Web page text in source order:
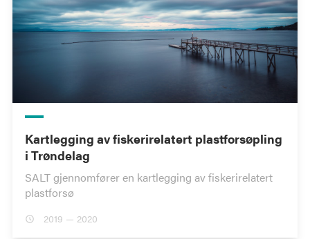
Kartlegging av fiskerirelatert plastforsøpling
i Trøndelag
SALT gjennomfører en kartlegging av fiskerirelatert
plastforsø
2019 — 2020